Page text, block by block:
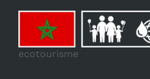
ecotourisme